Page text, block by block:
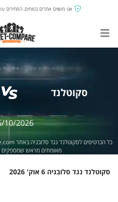
אנו משווים אתרים בטוחים, המחירים
סקוטלנד
10/2026
מאומתים מראש שמספקים
סקוטלנד נגד סלובניה 6 אוק' 2026